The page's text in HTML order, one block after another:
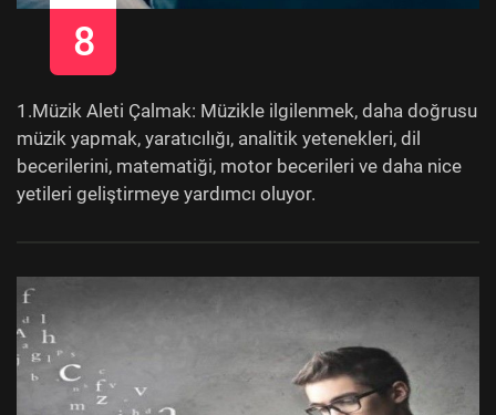
8
1.Müzik Aleti Çalmak: Müzikle ilgilenmek, daha doğrusu
müzik yapmak, yaratıcılığı, analitik yetenekleri, dil
becerilerini, matematiği, motor becerileri ve daha nice
yetileri geliştirmeye yardımcı oluyor.